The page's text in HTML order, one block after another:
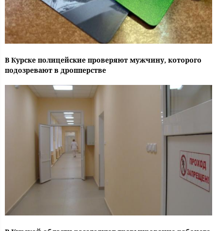
В Курске полицейские проверяют мужчину, которого
подозревают в дропперстве